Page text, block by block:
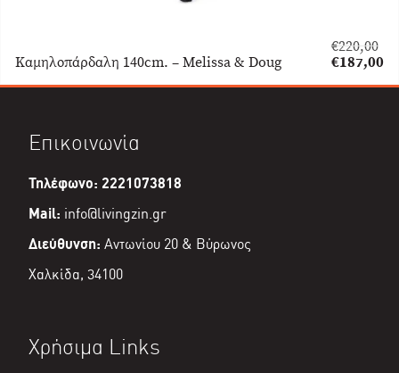
Καμηλοπάρδαλη 140cm. – Melissa & Doug
€220,00
Original
was:
€187,00
τρέχουσα
Επικοινωνία
Τηλέφωνο: 2221073818
Mail: info@livingzin.gr
Διεύθυνση: Αντωνίου 20 & Βύρωνος
Χαλκίδα, 34100
Χρήσιμα Links